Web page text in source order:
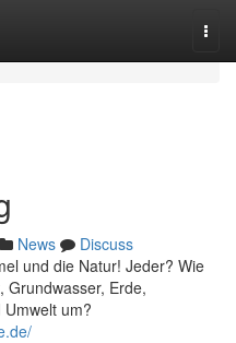
News
Discuss
und die Natur! Jeder? Wie
Grundwasser, Erde,
um?